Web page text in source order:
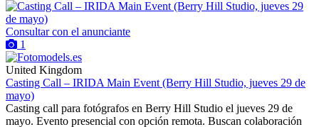
Consultar con el anunciante
1
United Kingdom
Casting Call – IRIDA Main Event (Berry Hill Studio, jueves 29 de
mayo)
Casting call para fotógrafos en Berry Hill Studio el jueves 29 de
mayo. Evento presencial con opción remota. Buscan colaboración